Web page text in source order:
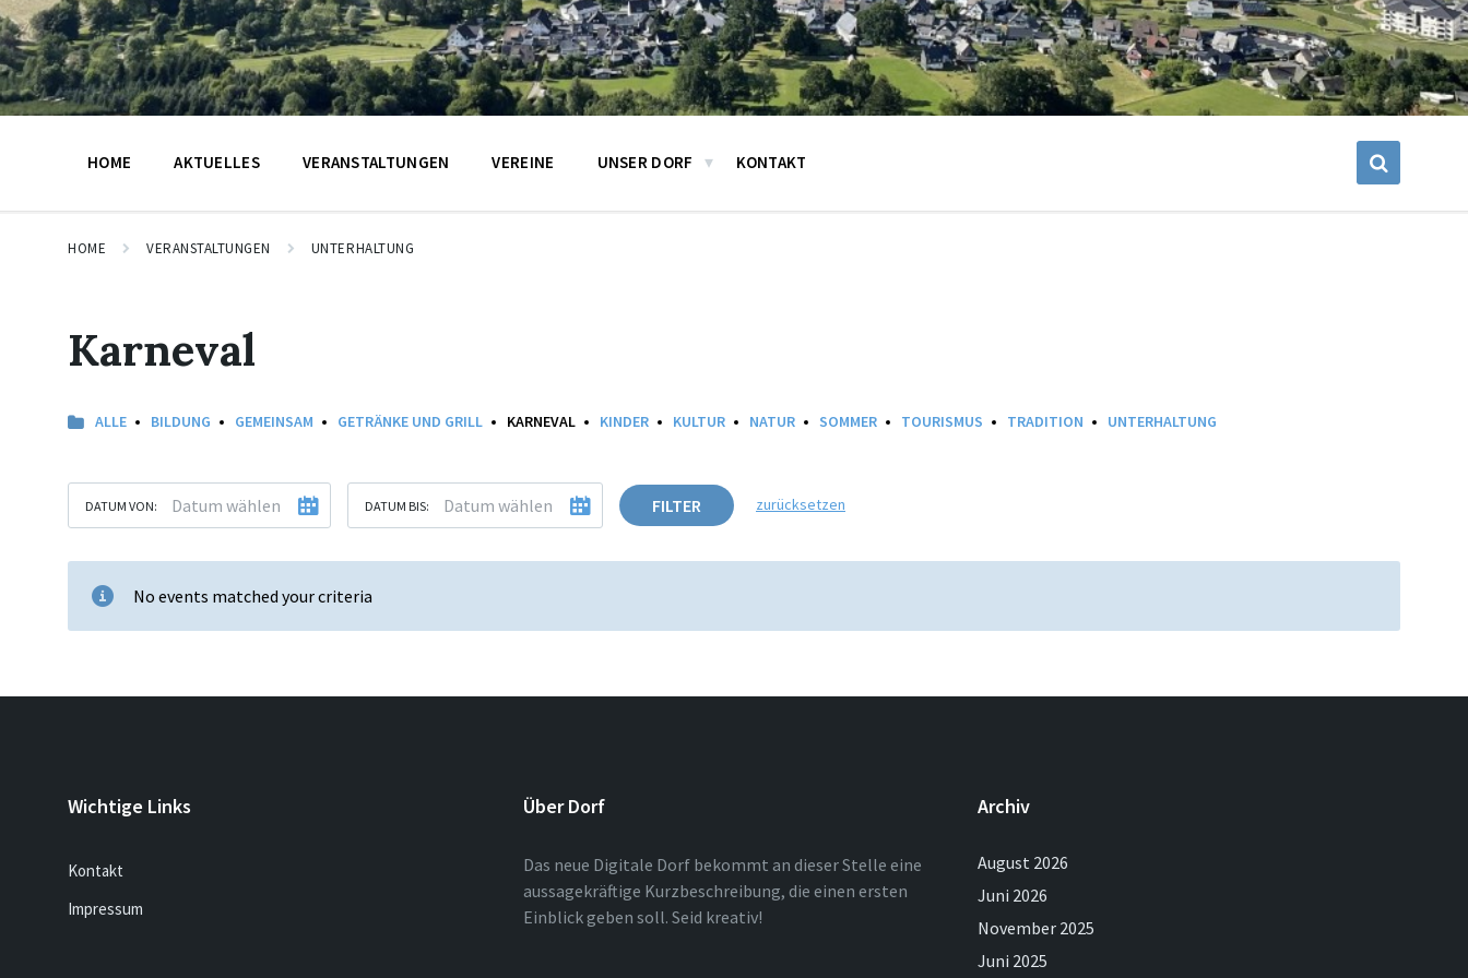
HOME AKTUELLES VERANSTALTUNGEN VEREINE UNSER DORF KONTAKT
HOME VERANSTALTUNGEN UNTERHALTUNG
Karneval
ALLE BILDUNG GEMEINSAM GETRÄNKE UND GRILL KARNEVAL KINDER KULTUR NATUR SOMMER TOURISMUS TRADITION UNTERHALTUNG
DATUM VON: DATUM BIS: FILTER zurücksetzen
No events matched your criteria
Wichtige Links
Kontakt
Impressum
Über Dorf
Das neue Digitale Dorf bekommt an dieser Stelle eine
aussagekräftige Kurzbeschreibung, die einen ersten
Einblick geben soll. Seid kreativ!
Archiv
August 2026
Juni 2026
November 2025
Juni 2025